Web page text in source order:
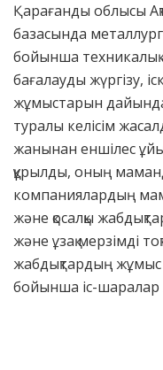
Қарағанды облысы
базасында
бойынша техникалық
бағалауды жүргізу,
жұмыстарын
туралы келісім
жанынан еншілес
құрылды, оның
компаниялардың
және қосалқы
және ұзақ мерзімді
жабдықтардың жұмыс
бойынша іс-шаралар